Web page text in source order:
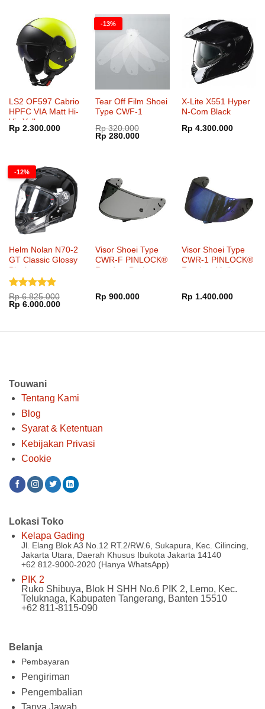
LS2 OF597 Cabrio
HPFC VIA Matt Hi-
Vis Yellow
Rp 2.300.000
-13%
Tear Off Film Shoei
Type CWF-1
Rp320.000
Harga
aslinya
Rp 280.000Harga
X-Lite X551 Hyper
N-Com Black
Rp 4.300.000
-12%
Helm Nolan N70-2
GT Classic Glossy
Black
Dinilai5
dari 5
Rp6.825.000
Harga
aslinya
Rp 6.000.000Harga
Rp 6.000.000.
Visor Shoei Type
CWR-F PINLOCK®
Ready – Dark
Rp 900.000
Visor Shoei Type
CWR-1 PINLOCK®
Ready – Mellow
Rp 1.400.000
Touwani
Tentang Kami
Blog
Syarat & Ketentuan
Kebijakan Privasi
Cookie
Belanja
Pembayaran
Pengiriman
Pengembalian
Lokasi Toko
Kelapa Gading
Jl. Elang Blok A3 No.12 RT.2/RW.6, Sukapura, Kec. Cilincing,
Jakarta Utara, Daerah Khusus Ibukota Jakarta 14140
+62 812-9000-2020 (Hanya WhatsApp)
PIK 2
Ruko Shibuya, Blok H SHH No.6 PIK 2, Lemo, Kec.
Teluknaga, Kabupaten Tangerang, Banten 15510
+62 811-8115-090